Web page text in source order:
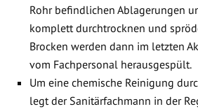
Rohr befindlichen Ablagerungen
komplett durchtrocknen und
Brocken werden dann im letzten
vom Fachpersonal herausgespült.
Um eine chemische Reinigung
legt der Sanitärfachmann in der